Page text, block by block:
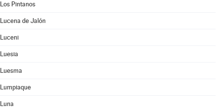
Los Pintanos
Lucena de Jalón
Luceni
Luesia
Luesma
Lumpiaque
Luna